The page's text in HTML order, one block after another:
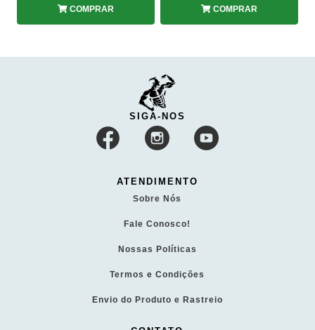
COMPRAR COMPRAR
SIGA-NOS
ATENDIMENTO
Sobre Nós
Fale Conosco!
Nossas Políticas
Termos e Condições
Envio do Produto e Rastreio